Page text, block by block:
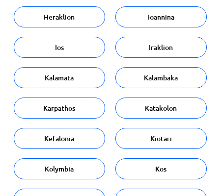
Heraklion Ioannina
Ios Iraklion
Kalamata Kalambaka
Karpathos Katakolon
Kefalonia Kiotari
Kolymbia Kos